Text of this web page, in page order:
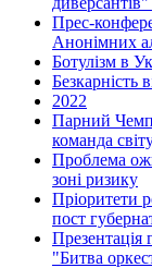
Прес-
Анонімних
Ботулізм в
Безкарність
2022
Парний
команда
Проблема
зоні ризику
Пріоритети
пост
Презентація
"Битва